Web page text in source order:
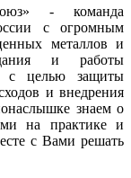
- команда
с огромным
металлов и
и работы
с целью защиты
и внедрения
знаем о
на практике и
с Вами решать